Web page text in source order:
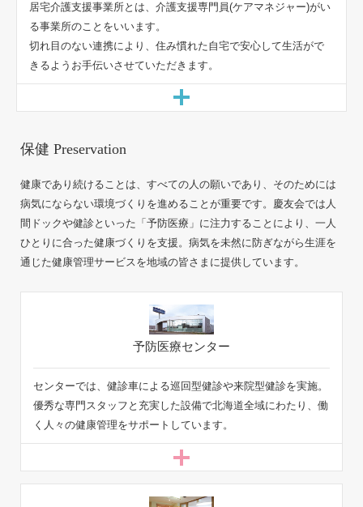
居宅介護支援事業所とは、介護支援専門員(ケアマネジャー)がい
る事業所のことをいいます。
切れ目のない連携により、住み慣れた自宅で安心して生活がで
きるようお手伝いさせていただきます。
健康であり続けることは、すべての人の願いであり、そのためには
病気にならない環境づくりを進めることが重要です。慶友会では人
間ドックや健診といった「予防医療」に注力することにより、一人
ひとりに合った健康づくりを支援。病気を未然に防ぎながら生涯を
通じた健康管理サービスを地域の皆さまに提供しています。
センターでは、健診車による巡回型健診や来院型健診を実施。
優秀な専門スタッフと充実した設備で北海道全域にわたり、働
く人々の健康管理をサポートしています。